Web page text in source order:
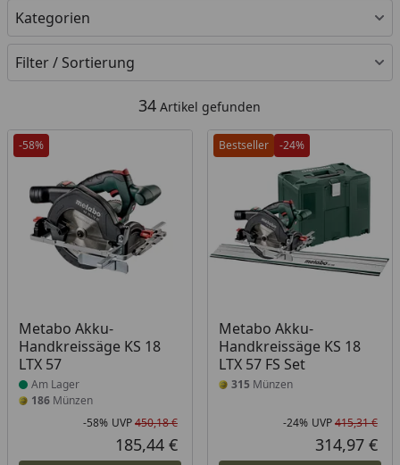
Kategorien
Filter / Sortierung
34 Artikel gefunden
-58%
Metabo Akku-
Handkreissäge KS 18
LTX 57
Produkt am Lager
Am Lager
186 Münzen
Rabatt in Prozent
-58%
Ursprünglicher Preis
UVP450,18 €
Aktueller Preis
185,44 €
Bestseller -24%
Metabo Akku-
Handkreissäge KS 18
LTX 57 FS Set
315 Münzen
-24% UVP415,31 €
314,97 €